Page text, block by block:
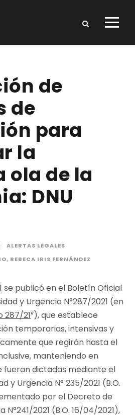
de
de
para
la
ola de la
DNU
ALERTAS LEGALES
, REBECA IRIS FERNÁNDEZ
se publicó en el Boletín Oficial
y Urgencia N°287/2021 (en
287/21”), que establece
temporarias, intensivas y
que regirán hasta el
manteniendo en
fueran dictadas mediante el
y Urgencia N° 235/2021 (B.O.
por el Decreto de
N°241/2021 (B.O. 16/04/2021),